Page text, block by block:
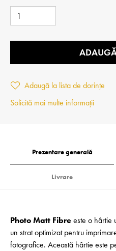
Adaugă la lista de dorințe
Solicită mai multe informații
Prezentare generală
Livrare
Photo Matt Fibreeste o hârtie
un strat optimizat pentru
fotografice. Această hârtie este